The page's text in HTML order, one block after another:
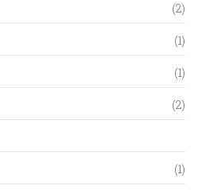
(2)
(1)
(1)
(2)
(1)